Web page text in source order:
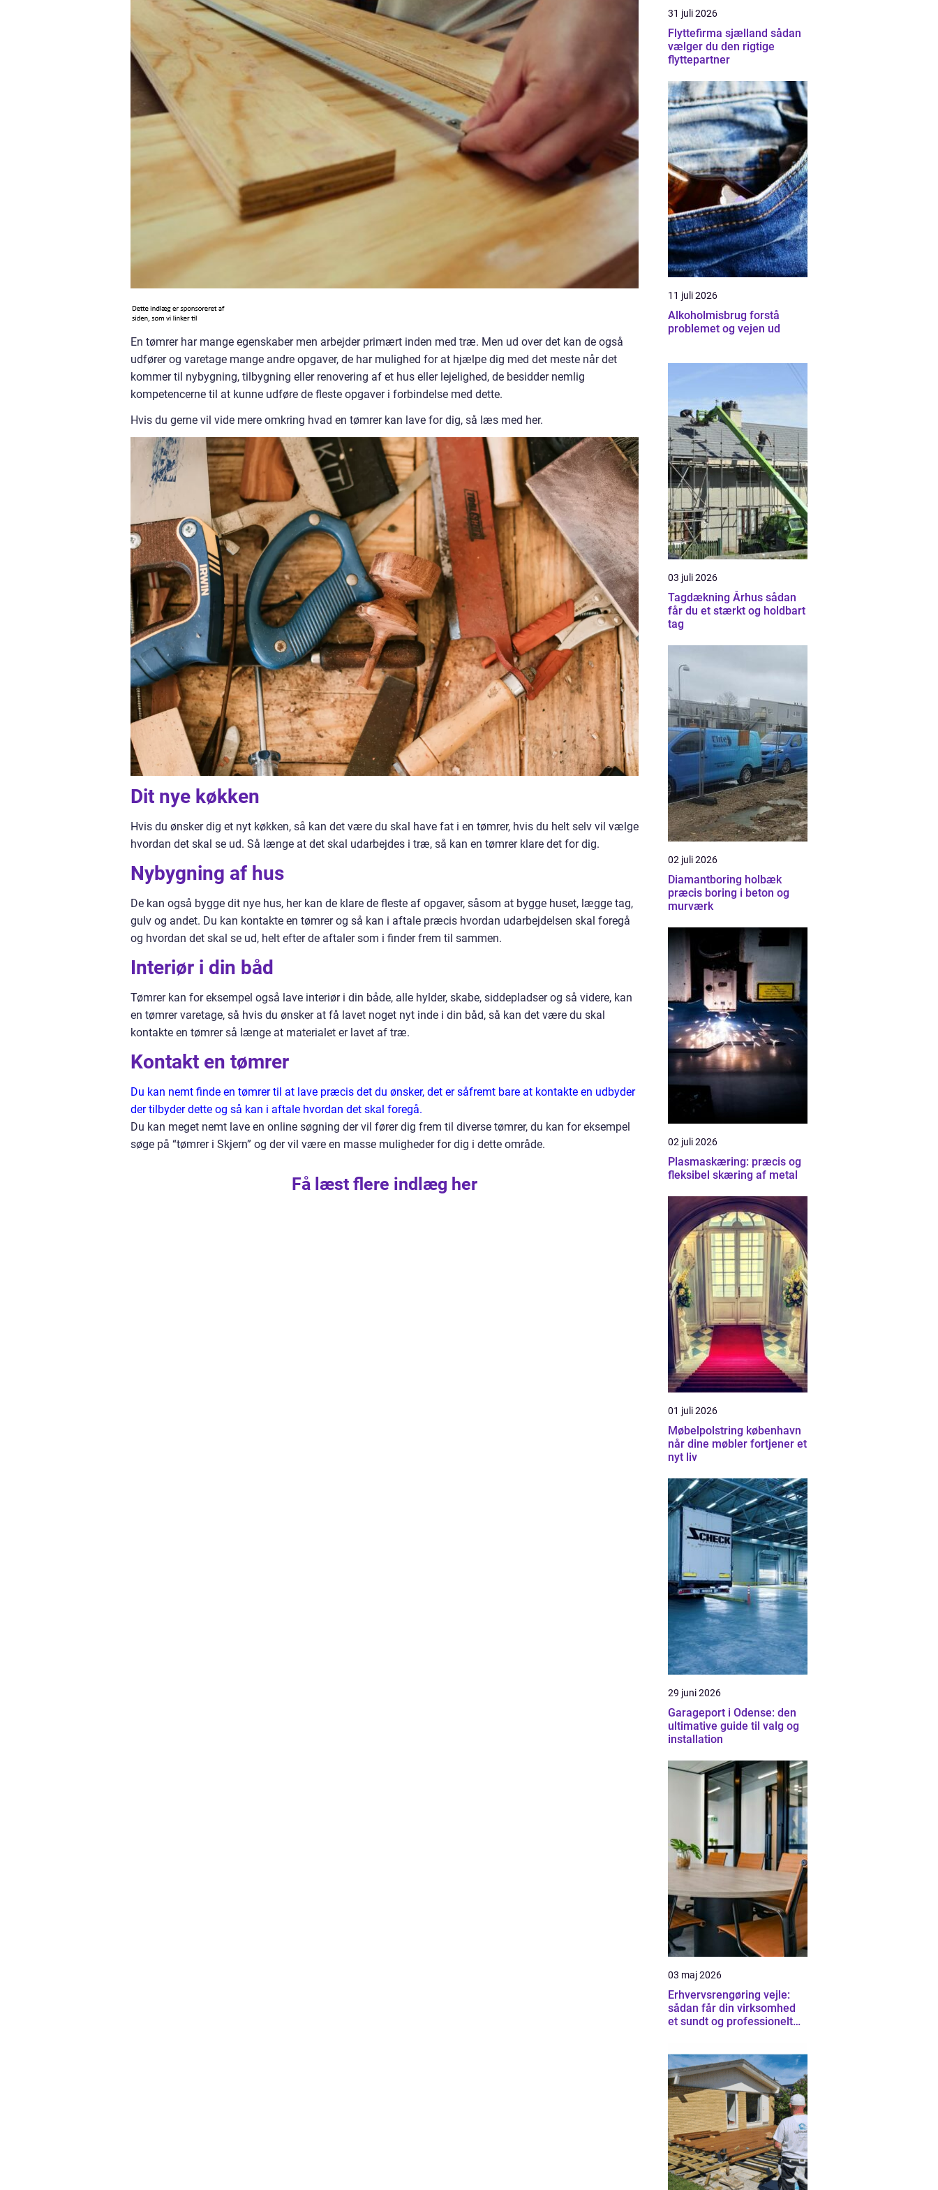
En tømrer har mange egenskaber men arbejder primært inden med træ. Men ud over det kan de også
udfører og varetage mange andre opgaver, de har mulighed for at hjælpe dig med det meste når det
kommer til nybygning, tilbygning eller renovering af et hus eller lejelighed, de besidder nemlig
kompetencerne til at kunne udføre de fleste opgaver i forbindelse med dette.
Hvis du gerne vil vide mere omkring hvad en tømrer kan lave for dig, så læs med her.
Dit nye køkken
Hvis du ønsker dig et nyt køkken, så kan det være du skal have fat i en tømrer, hvis du helt selv vil vælge
hvordan det skal se ud. Så længe at det skal udarbejdes i træ, så kan en tømrer klare det for dig.
Nybygning af hus
De kan også bygge dit nye hus, her kan de klare de fleste af opgaver, såsom at bygge huset, lægge tag,
gulv og andet. Du kan kontakte en tømrer og så kan i aftale præcis hvordan udarbejdelsen skal foregå
og hvordan det skal se ud, helt efter de aftaler som i finder frem til sammen.
Interiør i din båd
Tømrer kan for eksempel også lave interiør i din både, alle hylder, skabe, siddepladser og så videre, kan
en tømrer varetage, så hvis du ønsker at få lavet noget nyt inde i din båd, så kan det være du skal
kontakte en tømrer så længe at materialet er lavet af træ.
Kontakt en tømrer
Du kan nemt finde en tømrer til at lave præcis det du ønsker, det er såfremt bare at kontakte en udbyder
der tilbyder dette og så kan i aftale hvordan det skal foregå.
Du kan meget nemt lave en online søgning der vil fører dig frem til diverse tømrer, du kan for eksempel
søge på “tømrer i Skjern” og der vil være en masse muligheder for dig i dette område.
Få læst flere indlæg her
31 juli 2026
Flyttefirma sjælland sådan
vælger du den rigtige
flyttepartner
11 juli 2026
Alkoholmisbrug forstå
problemet og vejen ud
03 juli 2026
Tagdækning Århus sådan
får du et stærkt og holdbart
tag
02 juli 2026
Diamantboring holbæk
præcis boring i beton og
murværk
02 juli 2026
Plasmaskæring: præcis og
fleksibel skæring af metal
01 juli 2026
Møbelpolstring københavn
når dine møbler fortjener et
nyt liv
29 juni 2026
Garageport i Odense: den
ultimative guide til valg og
installation
03 maj 2026
Erhvervsrengøring vejle:
sådan får din virksomhed
et sundt og professionelt